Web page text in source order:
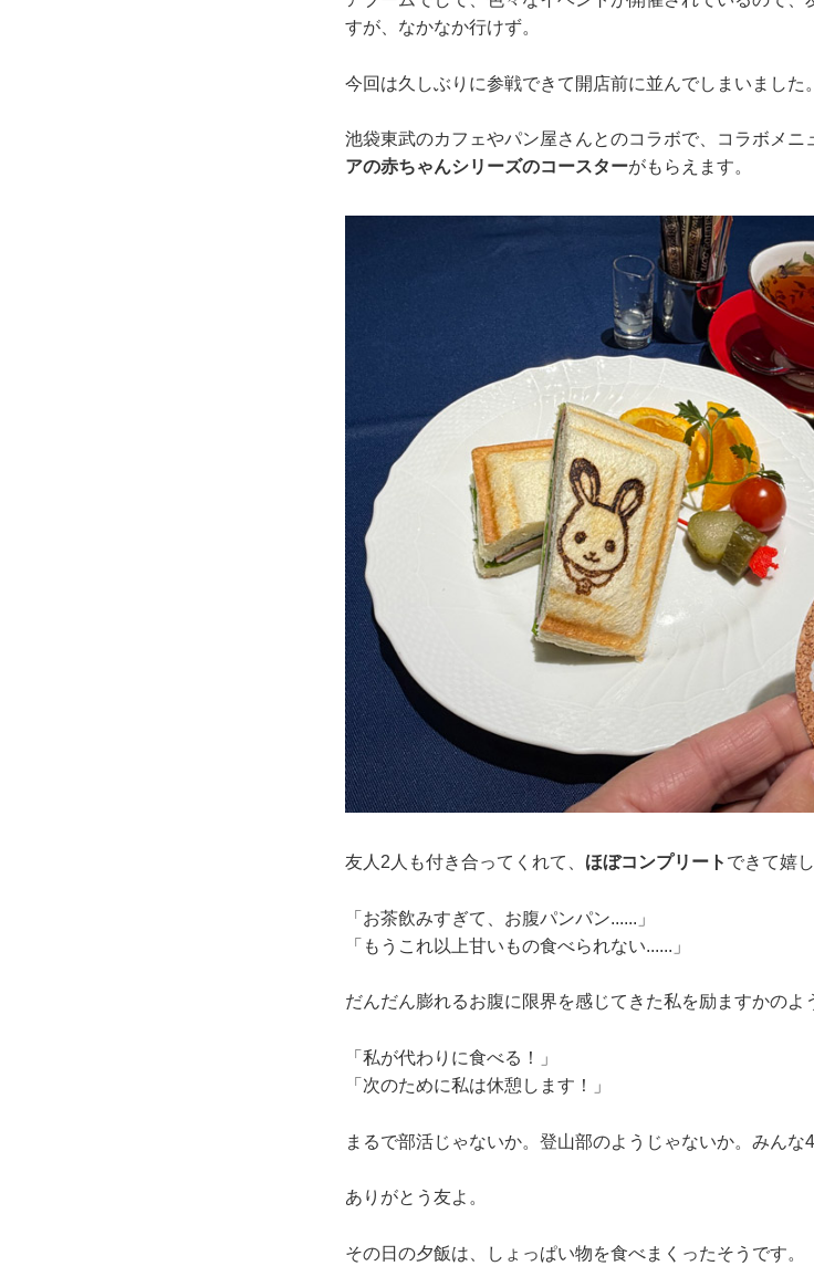
すが、なかなか行けず。
今回は久しぶりに参戦できて開店前に並んでしまいました。
池袋東武のカフェやパン屋さんとのコラボで、コラボメニ
アの赤ちゃんシリーズのコースターがもらえます。
友人2人も付き合ってくれて、 ほぼコンプリート できて嬉
「お茶飲みすぎて、お腹パンパン......」
「もうこれ以上甘いもの食べられない......」
だんだん膨れるお腹に限界を感じてきた私を励ますかのよ
「私が代わりに食べる！」
「次のために私は休憩します！」
まるで部活じゃないか。登山部のようじゃないか。みんな
ありがとう友よ。
その日の夕飯は、しょっぱい物を食べまくったそうです。